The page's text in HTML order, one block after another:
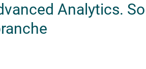
Analytics. So